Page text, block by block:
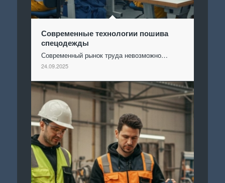
Современные технологии пошива
спецодежды
Современный рынок труда невозможно…
24.09.2025